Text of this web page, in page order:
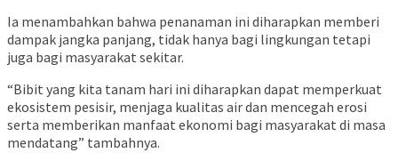
Ia menambahkan bahwa penanaman ini diharapkan memberi
dampak jangka panjang, tidak hanya bagi lingkungan tetapi
juga bagi masyarakat sekitar.
“Bibit yang kita tanam hari ini diharapkan dapat memperkuat
ekosistem pesisir, menjaga kualitas air dan mencegah erosi
serta memberikan manfaat ekonomi bagi masyarakat di masa
mendatang” tambahnya.